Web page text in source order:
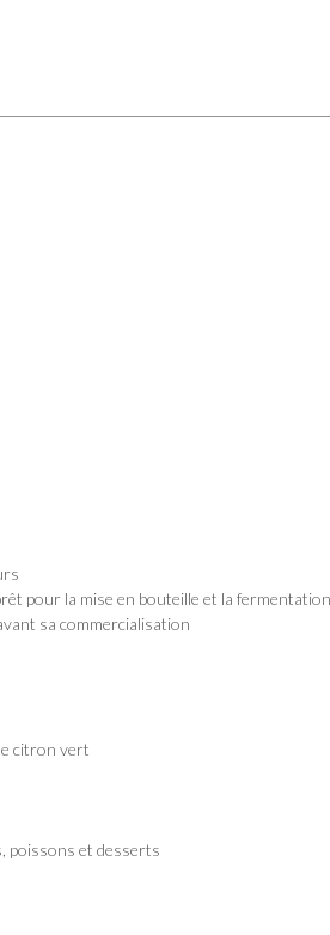
pour la mise en bouteille et la
sa commercialisation
citron vert
poissons et desserts